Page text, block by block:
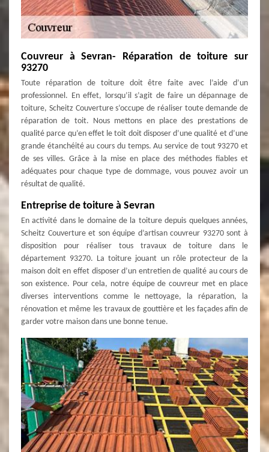
Couvreur à Sevran- Réparation de toiture sur
93270
Toute réparation de toiture doit être faite avec l’aide d’un
professionnel. En effet, lorsqu’il s’agit de faire un dépannage de
toiture, Scheitz Couverture s’occupe de réaliser toute demande de
réparation de toit. Nous mettons en place des prestations de
qualité parce qu’en effet le toit doit disposer d’une qualité et d’une
grande étanchéité au cours du temps. Au service de tout 93270 et
de ses villes. Grâce à la mise en place des méthodes fiables et
adéquates pour chaque type de dommage, vous pouvez avoir un
résultat de qualité.
Entreprise de toiture à Sevran
En activité dans le domaine de la toiture depuis quelques années,
Scheitz Couverture et son équipe d’artisan couvreur 93270 sont à
disposition pour réaliser tous travaux de toiture dans le
département 93270. La toiture jouant un rôle protecteur de la
maison doit en effet disposer d’un entretien de qualité au cours de
son existence. Pour cela, notre équipe de couvreur met en place
diverses interventions comme le nettoyage, la réparation, la
rénovation et même les travaux de gouttière et les façades afin de
garder votre maison dans une bonne tenue.